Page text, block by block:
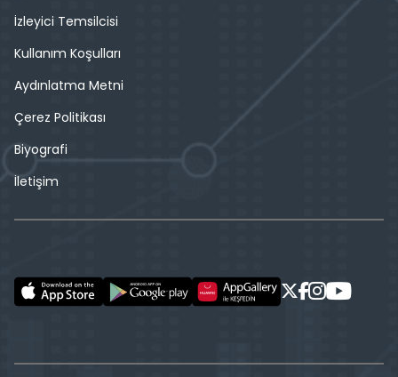
İzleyici Temsilcisi
Kullanım Koşulları
Aydınlatma Metni
Çerez Politikası
Biyografi
İletişim